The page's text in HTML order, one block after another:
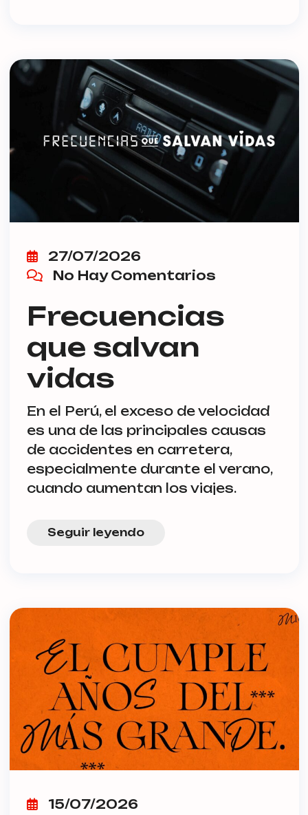
27/07/2026
No Hay Comentarios
Frecuencias
que salvan
vidas
En el Perú, el exceso de velocidad
es una de las principales causas
de accidentes en carretera,
especialmente durante el verano,
cuando aumentan los viajes.
Seguir leyendo
15/07/2026